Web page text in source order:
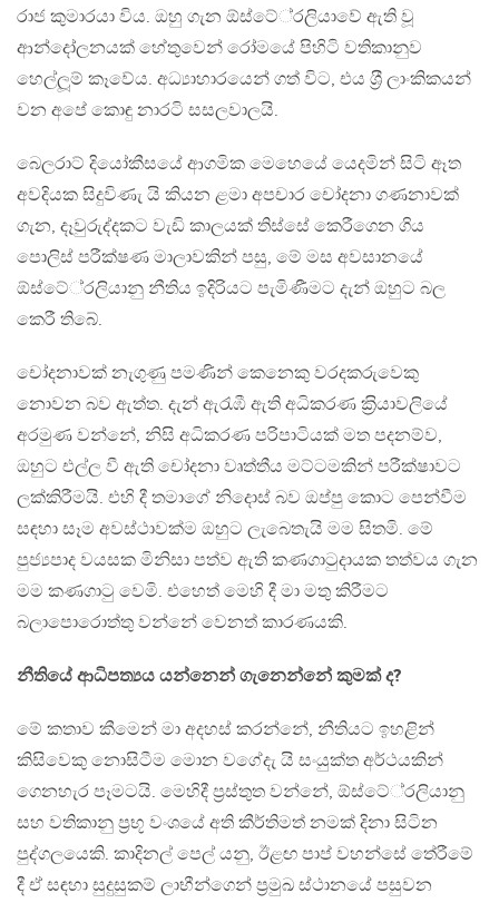
රාජ කුමාරයා විය. ඔහු ගැන ඕස්ටේ‍්‍රලියාවේ ඇති වූ
ආන්දෝලනයක් හේතුවෙන් රෝමයේ පිහිටි වතිකානුව
හෙල්ලූම් කෑවේය. අධ්‍යාහාරයෙන් ගත් විට, එය ශ‍්‍රී ලාංකිකයන්
වන අපේ කොඳු නාරටි සසලවාලයි.
බෙලරාට් දියෝකීසයේ ආගමික මෙහෙයේ යෙදමින් සිටි ඈත
අවදියක සිදුවිණැ යි කියන ළමා අපචාර චෝදනා ගණනාවක්
ගැන, දෑවුරුද්දකට වැඩි කාලයක් තිස්සේ කෙරීගෙන ගිය
පොලිස් පරීක්ෂණ මාලාවකින් පසු, මේ මස අවසානයේ
ඕස්ටේ‍්‍රලියානු නීතිය ඉදිරියට පැමිණීමට දැන් ඔහුට බල
කෙරී තිබේ.
චෝදනාවක් නැගුණු පමණින් කෙනෙකු වරදකරුවෙකු
නොවන බව ඇත්ත. දැන් ඇරැඹී ඇති අධිකරණ ක‍්‍රියාවලියේ
අරමුණ වන්නේ, නිසි අධිකරණ පරිපාටියක් මත පදනම්ව,
ඔහුට එල්ල වී ඇති චෝදනා වෘත්තීය මට්ටමකින් පරීක්ෂාවට
ලක්කිරීමයි. එහි දී තමාගේ නිදොස් බව ඔප්පු කොට පෙන්වීම
සඳහා සෑම අවස්ථාවක්ම ඔහුට ලැබෙතැයි මම සිතමි. මේ
පුජ්‍යපාද වයසක මිනිසා පත්ව ඇති කණගාටුදායක තත්වය ගැන
මම කණගාටු වෙමි. එහෙත් මෙහි දී මා මතු කිරීමට
බලාපොරොත්තු වන්නේ වෙනත් කාරණයකි.
නීතියේ ආධිපත්‍යය යන්නෙන් ගැනෙන්නේ කුමක් ද?
මේ කතාව කීමෙන් මා අදහස් කරන්නේ, නීතියට ඉහළින්
කිසිවෙකු නොසිටීම මොන වගේදැ යි සංයුක්ත අර්ථයකින්
ගෙනහැර පෑමටයි. මෙහිදී ප‍්‍රස්තුත වන්නේ, ඕස්ටේ‍්‍රලියානු
සහ වතිකානු ප‍්‍රභූ වංශයේ අති කීර්තිමත් නමක් දිනා සිටින
පුද්ගලයෙකි. කාදිනල් පෙල් යනු, ඊළඟ පාප් වහන්සේ තේරීමේ
දී ඒ සඳහා සුදුසුකම් ලාභීන්ගෙන් ප‍්‍රමුඛ ස්ථානයේ පසුවන